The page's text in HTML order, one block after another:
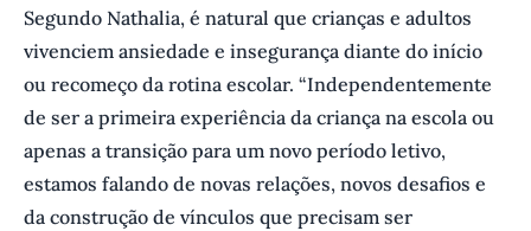
Segundo Nathalia, é natural que crianças e adultos
vivenciem ansiedade e insegurança diante do início
ou recomeço da rotina escolar. “Independentemente
de ser a primeira experiência da criança na escola ou
apenas a transição para um novo período letivo,
estamos falando de novas relações, novos desafios e
da construção de vínculos que precisam ser